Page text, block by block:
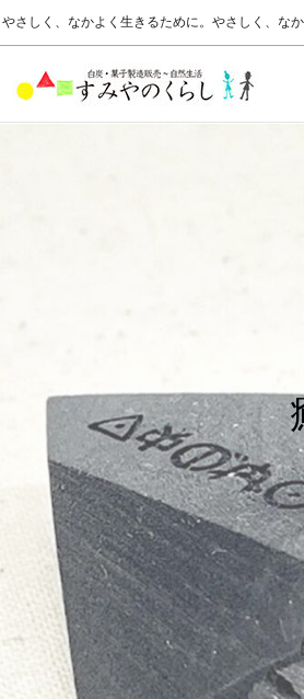
やさしく、なかよく生きるために。やさしく、な
改変中に
どうしてもの場合